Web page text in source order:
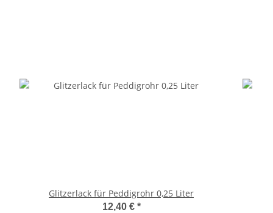
Glitzerlack für Peddigrohr 0,25 Liter
12,40 € *